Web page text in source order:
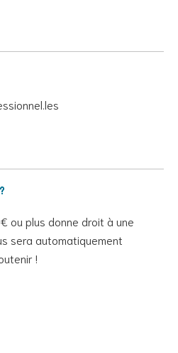
ou plus donne droit à une
sera automatiquement
!